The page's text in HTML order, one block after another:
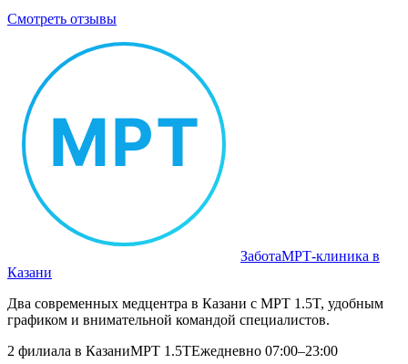
Смотреть отзывы
ЗаботаМРТ‑клиника в
Казани
Два современных медцентра в Казани с МРТ 1.5T, удобным
графиком и внимательной командой специалистов.
2 филиала в КазаниМРТ 1.5TЕжедневно 07:00–23:00